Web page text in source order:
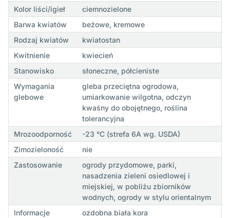
Kolor liści/igieł
ciemnozielone
Barwa kwiatów
beżowe, kremowe
Rodzaj kwiatów
kwiatostan
Kwitnienie
kwiecień
Stanowisko
słoneczne, półcieniste
Wymagania
glebowe
gleba przeciętna ogrodowa,
umiarkowanie wilgotna, odczyn
kwaśny do obojętnego, roślina
tolerancyjna
Mrozoodporność
-23 °C (strefa 6A wg. USDA)
Zimozieloność
nie
Zastosowanie
ogrody przydomowe, parki,
nasadzenia zieleni osiedlowej i
miejskiej, w pobliżu zbiorników
wodnych, ogrody w stylu orientalnym
Informacje
ozdobna biała kora